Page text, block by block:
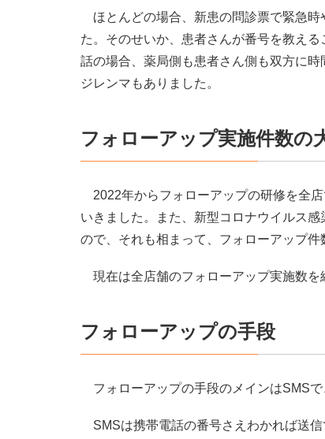
ほとんどの場合、新患の問診票で緊急時
た。そのせいか、患者さんが番号を教え
話の場合、薬局側も患者さん側も双方に
ジレンマもありました。
フォローアップ実施件数の
2022年からフォローアップの研修を全
いきました。また、新型コロナウイルス
ので、それも相まって、フォローアップ件
現在は全店舗のフォローアップ実施数を
フォローアップの手段
フォローアップの手段のメインはSMSで
SMSは携帯電話の番号さえわかれば送信